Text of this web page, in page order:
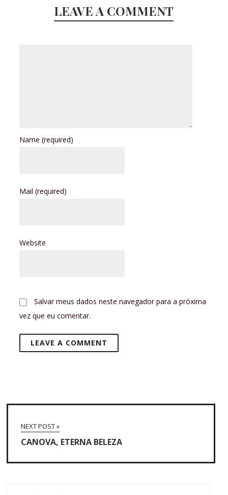
LEAVE A COMMENT
Name(required)
Mail(required)
Website
Salvar meus dados neste navegador para a próxima
vez que eu comentar.
NEXT POST »
CANOVA, ETERNA BELEZA